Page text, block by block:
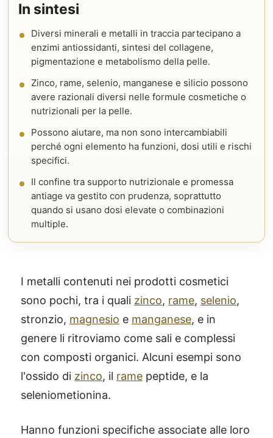
In sintesi
Diversi minerali e metalli in traccia partecipano a
enzimi antiossidanti, sintesi del collagene,
pigmentazione e metabolismo della pelle.
Zinco, rame, selenio, manganese e silicio possono
avere razionali diversi nelle formule cosmetiche o
nutrizionali per la pelle.
Possono aiutare, ma non sono intercambiabili
perché ogni elemento ha funzioni, dosi utili e rischi
specifici.
Il confine tra supporto nutrizionale e promessa
antiage va gestito con prudenza, soprattutto
quando si usano dosi elevate o combinazioni
multiple.
I metalli contenuti nei prodotti cosmetici
sono pochi, tra i quali zinco, rame, selenio,
stronzio, magnesio e manganese, e in
genere li ritroviamo come sali e complessi
con composti organici. Alcuni esempi sono
l'ossido di zinco, il rame peptide, e la
seleniometionina.
Hanno funzioni specifiche associate alle loro